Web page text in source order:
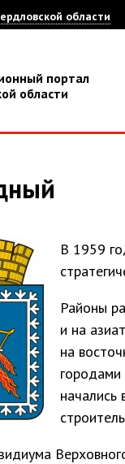
области
портал
области
В 1959
Районы
и на
на
городами
начались